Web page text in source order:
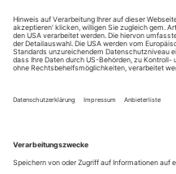
Jahrhunderts hielt die
Gerappt
und übertragen wird,